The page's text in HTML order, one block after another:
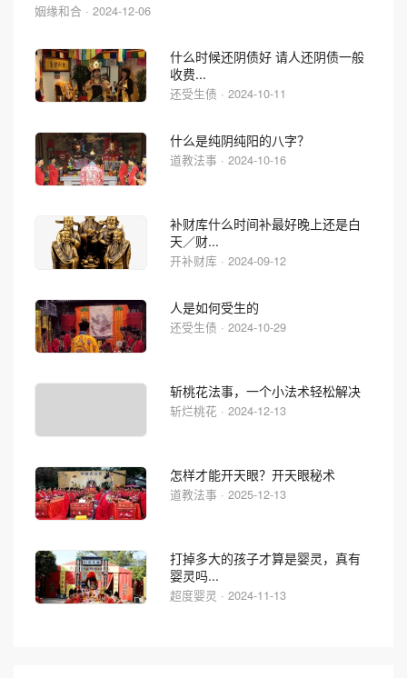
姻缘和合 · 2024-12-06
什么时候还阴债好 请人还阴债一般
收费...
还受生债 · 2024-10-11
什么是纯阴纯阳的八字？
道教法事 · 2024-10-16
补财库什么时间补最好晚上还是白
天／财...
开补财库 · 2024-09-12
人是如何受生的
还受生债 · 2024-10-29
斩桃花法事，一个小法术轻松解决
斩烂桃花 · 2024-12-13
怎样才能开天眼？开天眼秘术
道教法事 · 2025-12-13
打掉多大的孩子才算是婴灵，真有
婴灵吗...
超度婴灵 · 2024-11-13